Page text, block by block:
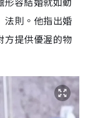
法則。他指出婚
方提供優渥的物